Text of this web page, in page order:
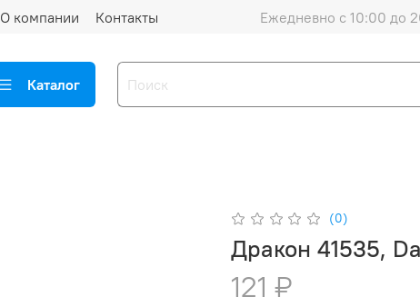
О компании Контакты Ежедневно с 10:00 до
Каталог
(0)
Дракон 41535,
121 ₽